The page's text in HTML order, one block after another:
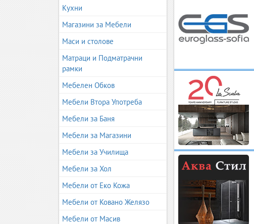
Кухни
Магазини за Мебели
Маси и столове
Матраци и Подматрачни
рамки
Мебелен Обков
Мебели Втора Употреба
Мебели за Баня
Мебели за Магазини
Мебели за Училища
Мебели за Хол
Мебели от Еко Кожа
Мебели от Ковано Желязо
Мебели от Масив